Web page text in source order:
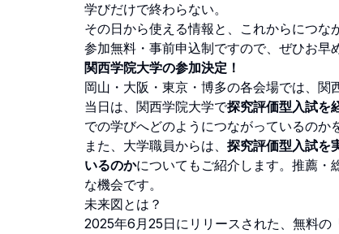
学びだけで終わらない。
その日から使える情報と、これからにつな
参加無料・事前申込制ですので、ぜひお早
関西学院大学の参加決定！
岡山・大阪・東京・博多の各会場では、関
当日は、関西学院大学で探究評価型入試を
での学びへどのようにつながっているのか
また、大学職員からは、 探究評価型入試を
いるのかについてもご紹介します。推薦・
な機会です。
未来図とは？
2025年6月25日にリリースされた、無料の